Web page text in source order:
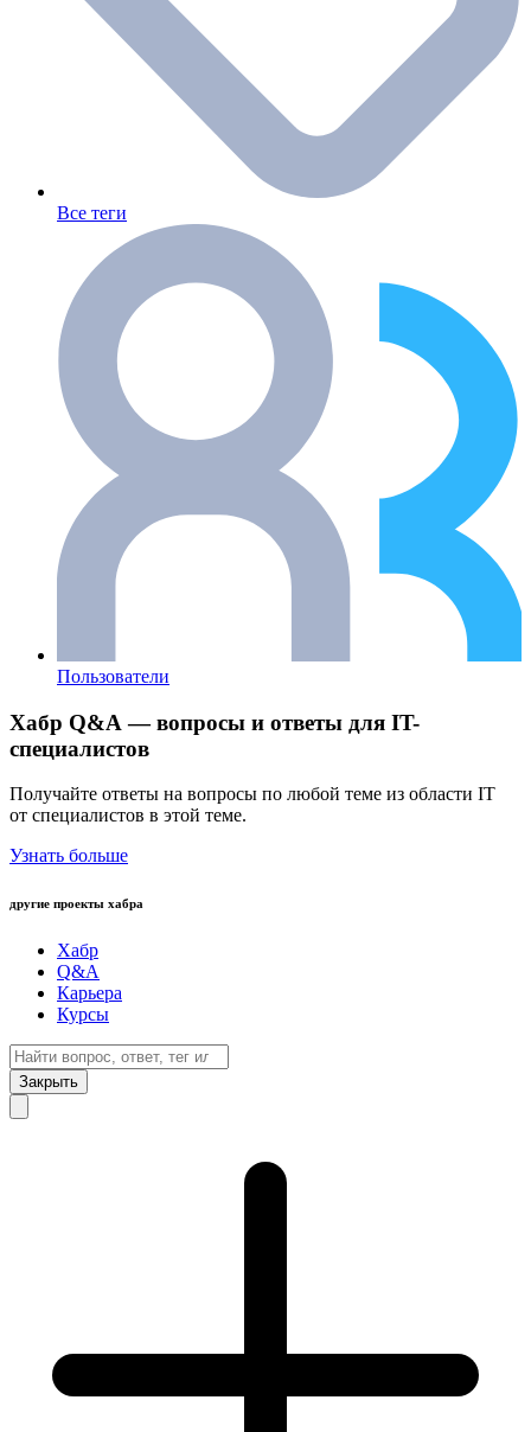
Все теги
Пользователи
Хабр Q&A — вопросы и ответы для IT-
специалистов
Получайте ответы на вопросы по любой теме из области IT
от специалистов в этой теме.
Узнать больше
другие проекты хабра
Хабр
Q&A
Карьера
Курсы
Закрыть